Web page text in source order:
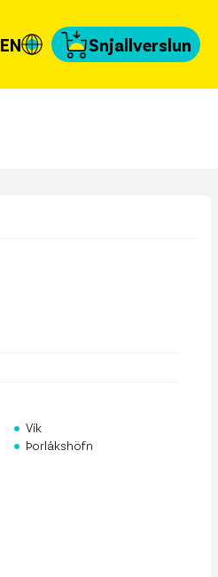
EN Snjallverslun
• Vík
• Þorlákshöfn